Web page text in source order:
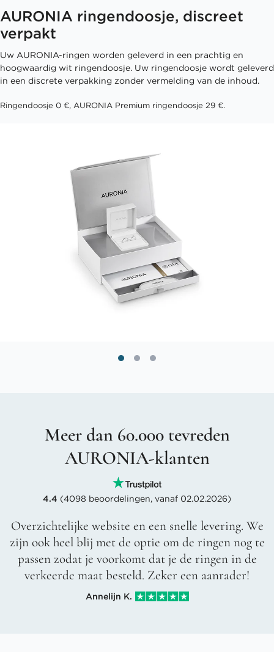
AURONIA ringendoosje, discreet
verpakt
Uw AURONIA-ringen worden geleverd in een prachtig en
hoogwaardig wit ringendoosje. Uw ringendoosje wordt geleverd
in een discrete verpakking zonder vermelding van de inhoud.
Ringendoosje 0 €, AURONIA Premium ringendoosje 29 €.
Meer dan 60.000 tevreden
AURONIA-klanten
4.4 (4098 beoordelingen, vanaf 02.02.2026)
Overzichtelijke website en een snelle levering. We
zijn ook heel blij met de optie om de ringen nog te
passen zodat je voorkomt dat je de ringen in de
verkeerde maat besteld. Zeker een aanrader!
Annelijn K.